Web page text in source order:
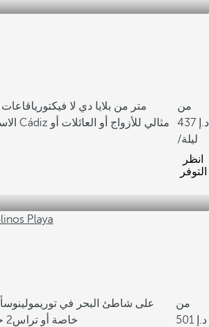
100 متر من بلايا دي لا فيكتورياقاعات
من
437
/ليلة
انظر
التوفر
Playa
على شاطئ البحر في توريمولينوس
خاصة أو تراس2 حمامات سباحة خارجية
من
501